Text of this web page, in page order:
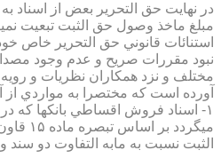
در نهايت حق التحرير بعض از اسناد
مبلغ ماخذ وصول حق الثبت تبعيت
استنائات قانوني حق التحرير خاص
نبود مقررات صريح و عدم وجود
مختلف و نزد همكاران نظريات و
آورده است كه مختصرا به مواردي از
۱- اسناد فروش اقساطي بانكها كه
ميگردد
الثبت نسبت به مابه التفاوت دو